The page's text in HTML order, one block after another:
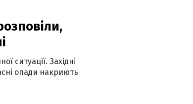
ситуації. Західні
опади накриють